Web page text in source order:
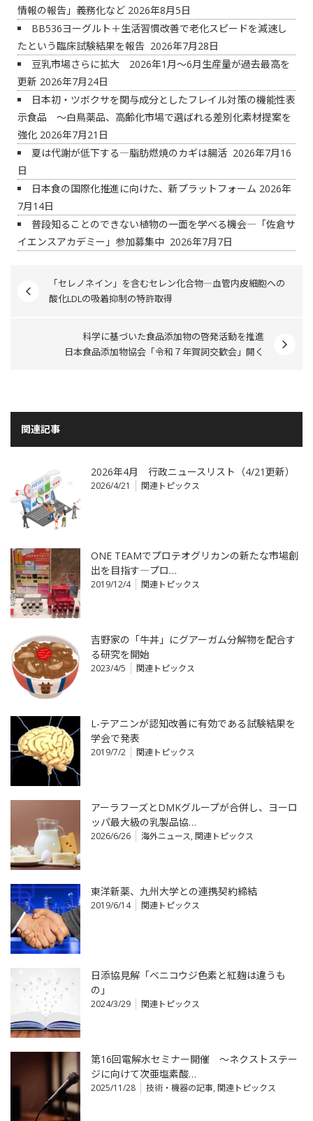
情報の報告」義務化など 2026年8月5日
BB536ヨーグルト＋生活習慣改善で老化スピードを減速し
たという臨床試験結果を報告 2026年7月28日
豆乳市場さらに拡大 2026年1月～6月生産量が過去最高を
更新 2026年7月24日
日本初・ツボクサを関与成分としたフレイル対策の機能性表
示食品 ～白鳥薬品、高齢化市場で選ばれる差別化素材提案を
強化 2026年7月21日
夏は代謝が低下する―脂肪燃焼のカギは腸活 2026年7月16
日
日本食の国際化推進に向けた、新プラットフォーム 2026年
7月14日
普段知ることのできない植物の一面を学べる機会―「佐倉サ
イエンスアカデミー」参加募集中 2026年7月7日
「セレノネイン」を含むセレン化合物―血管内皮細胞への
酸化LDLの吸着抑制の特許取得
科学に基づいた食品添加物の啓発活動を推進
日本食品添加物協会「令和７年賀詞交歓会」開く
関連記事
2026年4月 行政ニュースリスト（4/21更新）
2026/4/21 関連トピックス
ONE TEAMでプロテオグリカンの新たな市場創
出を目指す―プロ…
2019/12/4 関連トピックス
吉野家の「牛丼」にグアーガム分解物を配合す
る研究を開始
2023/4/5 関連トピックス
L-テアニンが認知改善に有効である試験結果を
学会で発表
2019/7/2 関連トピックス
アーラフーズとDMKグループが合併し、ヨーロ
ッパ最大級の乳製品協…
2026/6/26 海外ニュース, 関連トピックス
東洋新薬、九州大学との連携契約締結
2019/6/14 関連トピックス
日添協見解「ベニコウジ色素と紅麹は違うも
の」
2024/3/29 関連トピックス
第16回電解水セミナー開催 ～ネクストステー
ジに向けて次亜塩素酸…
2025/11/28 技術・機器の記事, 関連トピックス